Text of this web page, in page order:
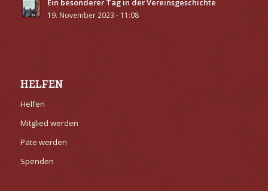
Ein besonderer Tag in der Vereinsgeschichte
19. November 2023 - 11:08
HELFEN
Helfen
Mitglied werden
Pate werden
Spenden